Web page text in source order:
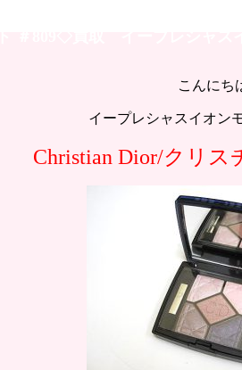
こんにち
イープレシャスイオン
Christian Dior/クリ